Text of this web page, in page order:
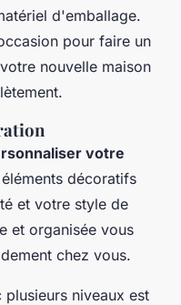
d'emballage.
pour faire un
nouvelle maison
votre
décoratifs
et votre style de
et organisée vous
chez vous.
plusieurs niveaux est